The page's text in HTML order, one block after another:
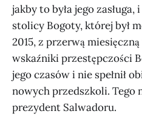
jakby to była jego
stolicy Bogoty, której był
2015, z przerwą
wskaźniki przestępczości
jego czasów i nie spełnił
nowych przedszkoli. Tego
prezydent Salwadoru.